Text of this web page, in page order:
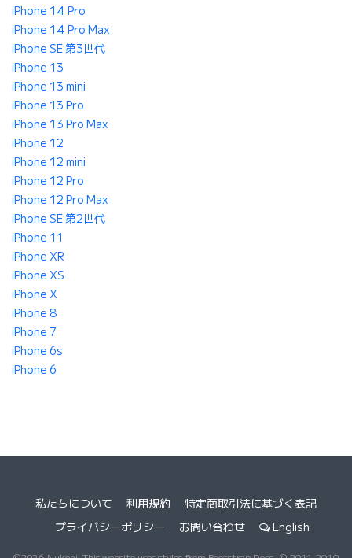
iPhone 14 Pro
iPhone 14 Pro Max
iPhone SE 第3世代
iPhone 13
iPhone 13 mini
iPhone 13 Pro
iPhone 13 Pro Max
iPhone 12
iPhone 12 mini
iPhone 12 Pro
iPhone 12 Pro Max
iPhone SE 第2世代
iPhone 11
iPhone XR
iPhone XS
iPhone X
iPhone 8
iPhone 7
iPhone 6s
iPhone 6
私たちについて 利用規約
特定商取引法に基づく表記
プライバシーポリシー
お問い合わせ English